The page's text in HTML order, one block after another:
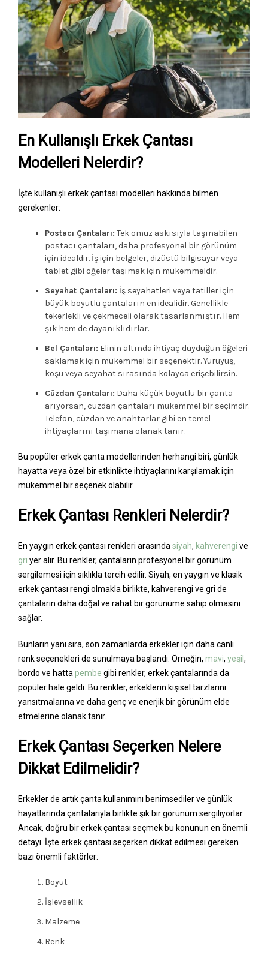
En Kullanışlı Erkek Çantası
Modelleri Nelerdir?
İşte kullanışlı erkek çantası modelleri hakkında bilmen
gerekenler:
Postacı Çantaları: Tek omuz askısıyla taşınabilen
postacı çantaları, daha profesyonel bir görünüm
için idealdir. İş için belgeler, dizüstü bilgisayar veya
tablet gibi öğeler taşımak için mükemmeldir.
Seyahat Çantaları: İş seyahatleri veya tatiller için
büyük boyutlu çantaların en idealidir. Genellikle
tekerlekli ve çekmeceli olarak tasarlanmıştır. Hem
şık hem de dayanıklıdırlar.
Bel Çantaları: Elinin altında ihtiyaç duyduğun öğeleri
saklamak için mükemmel bir seçenektir. Yürüyüş,
koşu veya seyahat sırasında kolayca erişebilirsin.
Cüzdan Çantaları: Daha küçük boyutlu bir çanta
arıyorsan, cüzdan çantaları mükemmel bir seçimdir.
Telefon, cüzdan ve anahtarlar gibi en temel
ihtiyaçlarını taşımana olanak tanır.
Bu popüler erkek çanta modellerinden herhangi biri, günlük
hayatta veya özel bir etkinlikte ihtiyaçlarını karşılamak için
mükemmel bir seçenek olabilir.
Erkek Çantası Renkleri Nelerdir?
En yaygın erkek çantası renkleri arasında siyah, kahverengi ve
gri yer alır. Bu renkler, çantaların profesyonel bir görünüm
sergilemesi için sıklıkla tercih edilir. Siyah, en yaygın ve klasik
erkek çantası rengi olmakla birlikte, kahverengi ve gri de
çantaların daha doğal ve rahat bir görünüme sahip olmasını
sağlar.
Bunların yanı sıra, son zamanlarda erkekler için daha canlı
renk seçenekleri de sunulmaya başlandı. Örneğin, mavi, yeşil,
bordo ve hatta pembe gibi renkler, erkek çantalarında da
popüler hale geldi. Bu renkler, erkeklerin kişisel tarzlarını
yansıtmalarına ve daha genç ve enerjik bir görünüm elde
etmelerine olanak tanır.
Erkek Çantası Seçerken Nelere
Dikkat Edilmelidir?
Erkekler de artık çanta kullanımını benimsediler ve günlük
hayatlarında çantalarıyla birlikte şık bir görünüm sergiliyorlar.
Ancak, doğru bir erkek çantası seçmek bu konunun en önemli
detayı. İşte erkek çantası seçerken dikkat edilmesi gereken
bazı önemli faktörler:
Boyut
İşlevsellik
Malzeme
Renk